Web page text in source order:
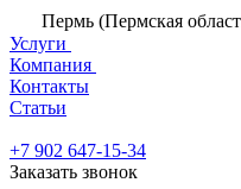
Пермь (Пермская
Услуги
Компания
Контакты
Статьи
+7 902 647-15-34
Заказать звонок